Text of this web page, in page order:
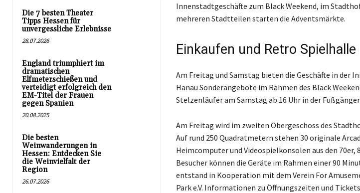
Die 7 besten Theater
Tipps Hessen für
unvergessliche Erlebnisse
28.07.2026
England triumphiert im
dramatischen
Elfmeterschießen und
verteidigt erfolgreich den
EM-Titel der Frauen
gegen Spanien
20.08.2025
Die besten
Weinwanderungen in
Hessen: Entdecken Sie
die Weinvielfalt der
Region
26.07.2026
Innenstadtgeschäfte zum Black Weekend, im
mehreren Stadtteilen starten die Adventsmärkte.
Einkaufen und Retro Spielhalle
Am Freitag und Samstag bieten die Geschäfte in der
Hanau Sonderangebote im Rahmen des Black
Stelzenläufer am Samstag ab 16 Uhr in der
Am Freitag wird im zweiten Obergeschoss des
Auf rund 250 Quadratmetern stehen 30 originale
Heimcomputer und Videospielkonsolen aus den 70er,
Besucher können die Geräte im Rahmen einer 90
entstand in Kooperation mit dem Verein For
Park e.V. Informationen zu Öffnungszeiten und